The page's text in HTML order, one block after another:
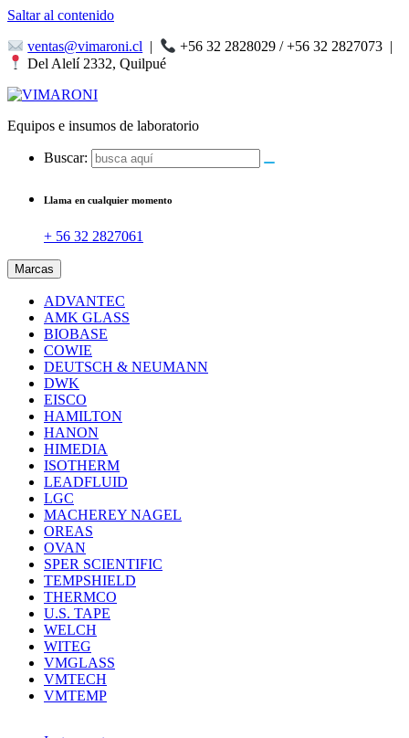
Saltar al contenido
ventas@vimaroni.cl | +56 32 2828029 / +56 32 2827073 |
Del Alelí 2332, Quilpué
Equipos e insumos de laboratorio
Buscar:
Llama en cualquier momento
+ 56 32 2827061
Marcas
ADVANTEC
AMK GLASS
BIOBASE
COWIE
DEUTSCH & NEUMANN
DWK
EISCO
HAMILTON
HANON
HIMEDIA
ISOTHERM
LEADFLUID
LGC
MACHEREY NAGEL
OREAS
OVAN
SPER SCIENTIFIC
TEMPSHIELD
THERMCO
U.S. TAPE
WELCH
WITEG
VMGLASS
VMTECH
VMTEMP